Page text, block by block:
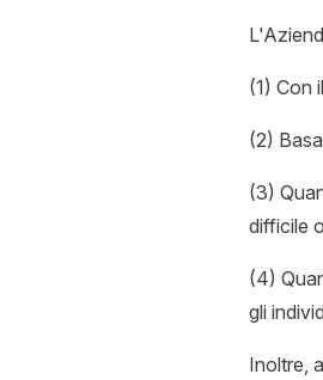
(1) Con
(2)
(3)
difficile
(4)
gli
Inoltre,